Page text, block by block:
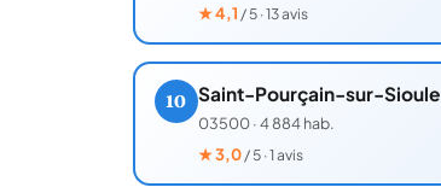
★4,1 / 5 · 13 avis
10 Saint-Pourçain-sur-Sioule
03500·4 884 hab.
★3,0/ 5 · 1 avis